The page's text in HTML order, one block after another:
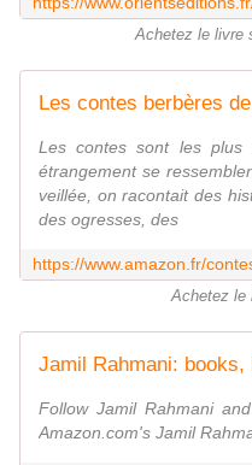
Achetez le livre
Les contes berbères
Les contes sont les plus
étrangement se
veillée, on racontait des
des ogresses, des
Achetez le
Jamil Rahmani:
Follow Jamil Rahmani
Amazon.com's Jamil